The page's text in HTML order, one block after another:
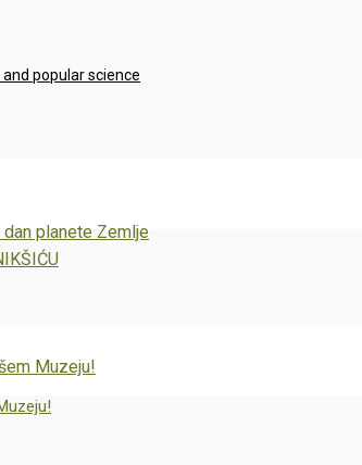
popular science
dan planete Zemlje